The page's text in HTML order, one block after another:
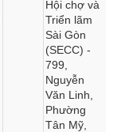
Hội chợ và
Triển lãm
Sài Gòn
(SECC) -
799,
Nguyễn
Văn Linh,
Phường
Tân Mỹ,